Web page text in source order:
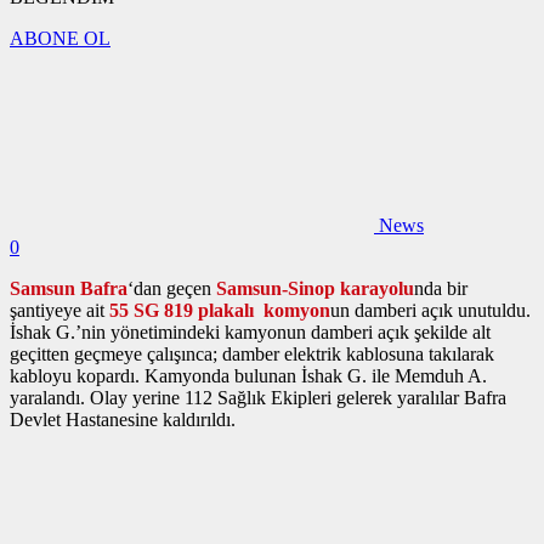
ABONE OL
News
0
Samsun Bafra‘dan geçen Samsun-Sinop karayolunda bir
şantiyeye ait 55 SG 819 plakalı komyonun damberi açık unutuldu.
İshak G.’nin yönetimindeki kamyonun damberi açık şekilde alt
geçitten geçmeye çalışınca; damber elektrik kablosuna takılarak
kabloyu kopardı. Kamyonda bulunan İshak G. ile Memduh A.
yaralandı. Olay yerine 112 Sağlık Ekipleri gelerek yaralılar Bafra
Devlet Hastanesine kaldırıldı.